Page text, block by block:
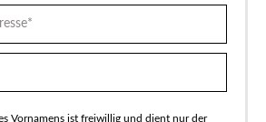
Vornamens ist freiwillig und dient nur der